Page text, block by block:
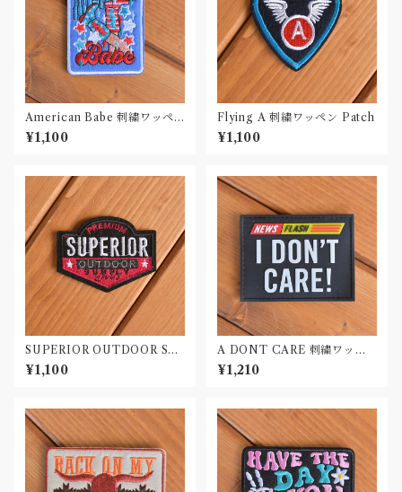
American Babe 刺繍ワッペ
ン Patch
¥1,100
Flying A 刺繍ワッペン Patch
¥1,100
SUPERIOR OUTDOOR SU
PLY 刺繍ワッペン Patch
¥1,100
A DONT CARE 刺繍ワッペ
ン Patch
¥1,210